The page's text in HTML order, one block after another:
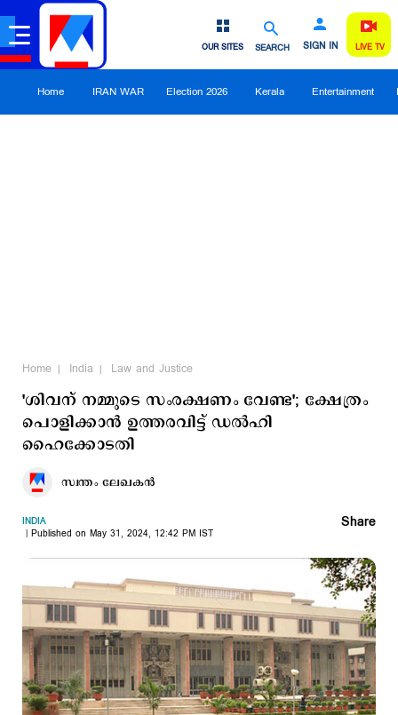
SEARCH SIGN IN
OUR SITES LIVE TV
Home IRAN WAR Election 2026 Kerala Entertainment
Home India Law and Justice
'ശിവന് നമ്മുടെ സംരക്ഷണം വേണ്ട'; ക്ഷേത്രം
പൊളിക്കാന്‍ ഉത്തരവിട്ട് ഡല്‍ഹി
ഹൈക്കോടതി
സ്വന്തം ലേഖകൻ
INDIA
Published on May 31, 2024, 12:42 PM IST
Share